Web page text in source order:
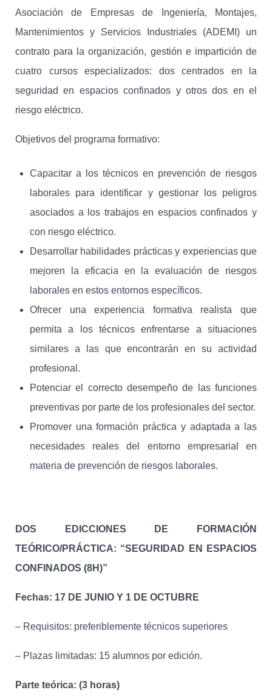
Asociación de Empresas de Ingeniería, Montajes,
Mantenimientos y Servicios Industriales (ADEMI) un
contrato para la organización, gestión e impartición de
cuatro cursos especializados: dos centrados en la
seguridad en espacios confinados y otros dos en el
riesgo eléctrico.
Objetivos del programa formativo:
Capacitar a los técnicos en prevención de riesgos
laborales para identificar y gestionar los peligros
asociados a los trabajos en espacios confinados y
con riesgo eléctrico.
Desarrollar habilidades prácticas y experiencias que
mejoren la eficacia en la evaluación de riesgos
laborales en estos entornos específicos.
Ofrecer una experiencia formativa realista que
permita a los técnicos enfrentarse a situaciones
similares a las que encontrarán en su actividad
profesional.
Potenciar el correcto desempeño de las funciones
preventivas por parte de los profesionales del sector.
Promover una formación práctica y adaptada a las
necesidades reales del entorno empresarial en
materia de prevención de riesgos laborales.
DOS EDICCIONES DE FORMACIÓN
TEÓRICO/PRÁCTICA: “SEGURIDAD EN ESPACIOS
CONFINADOS (8H)”
Fechas: 17 DE JUNIO Y 1 DE OCTUBRE
– Requisitos: preferiblemente técnicos superiores
– Plazas limitadas: 15 alumnos por edición.
Parte teórica: (3 horas)